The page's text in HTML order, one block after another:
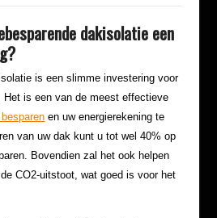
dakisolatie een
is een slimme investering voor
Het is een van de meest effectieve
en uw energierekening te
van uw dak kunt u tot wel 40% op
Bovendien zal het ook helpen
CO2-uitstoot, wat goed is voor het